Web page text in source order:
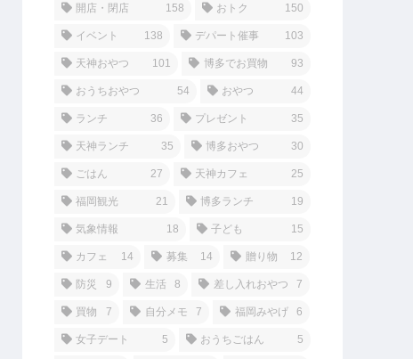
開店・閉店 158 おトク 150
イベント 138 デパート催事 103
天神おやつ 101 博多でお買物 93
おうちおやつ 54 おやつ 44
ランチ 36 プレゼント 35
天神ランチ 35 博多おやつ 30
ごはん 27 天神カフェ 25
福岡観光 21 博多ランチ 19
気象情報 18 子ども 15
カフェ 14 募集 14 贈り物 12
防災 9 生活 8 差し入れおやつ 7
買物 7 自分メモ 7 福岡みやげ 6
女子デート 5 おうちごはん 5